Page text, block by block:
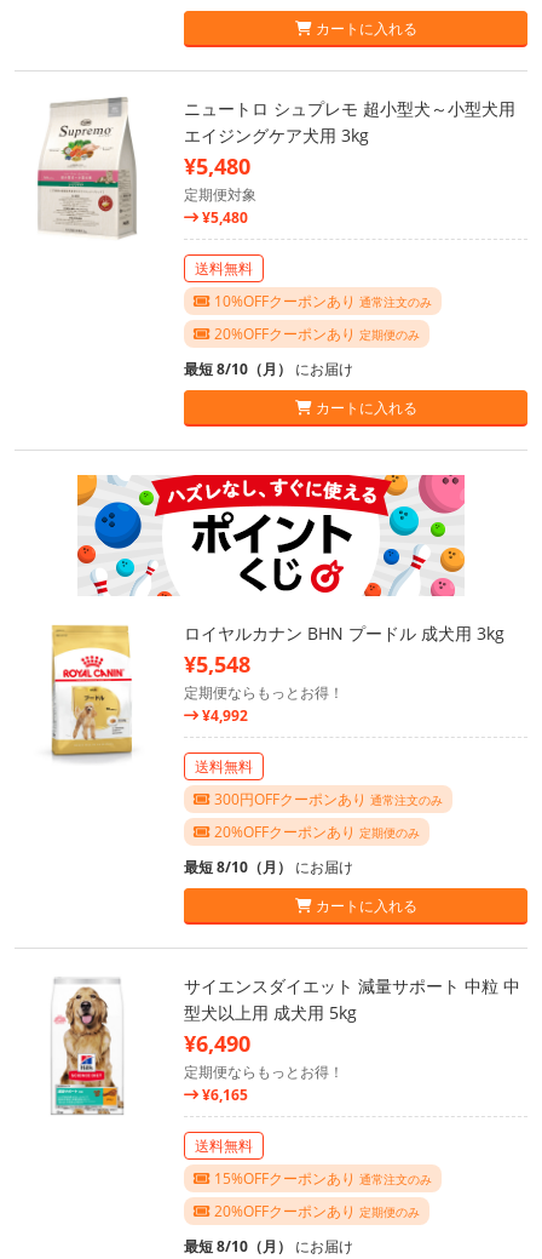
カートに入れる
ニュートロ シュプレモ 超小型犬～小型犬用
エイジングケア犬用 3kg
¥5,480
定期便対象
¥5,480
送料無料
10%OFFクーポンあり 通常注文のみ
20%OFFクーポンあり 定期便のみ
最短 8/10（月） にお届け
カートに入れる
ロイヤルカナン BHN プードル 成犬用 3kg
¥5,548
定期便ならもっとお得！
¥4,992
送料無料
300円OFFクーポンあり 通常注文のみ
20%OFFクーポンあり 定期便のみ
最短 8/10（月） にお届け
カートに入れる
サイエンスダイエット 減量サポート 中粒 中
型犬以上用 成犬用 5kg
¥6,490
定期便ならもっとお得！
¥6,165
送料無料
15%OFFクーポンあり 通常注文のみ
20%OFFクーポンあり 定期便のみ
最短 8/10（月） にお届け